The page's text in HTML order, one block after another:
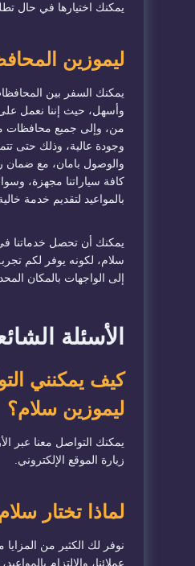
يمكنك اختيارها في حال
ليموزين
يمكنك السفر بين
وأسهل، حيث إننا نعمل
من، وإلى جميع محافظات
وجودة عالية، وذلك حتى
والوصول بامان، مع ضمان
كافة سياراتنا مجهزة،
بالمواعيد لتقديم خدمة
يمكنك أن تحصل خدماتنا
سلام، لكونه يوفر لكم
إلى الواجهات بالمكان
الأسئلة
كيف يمكنني
ليموزين سلام؟
يمكنك التواصل معنا عبر
زيارة الموقع الإلكتروني.
لماذا تختار
نوفر لك الكثير من المزايا
عملائنا، والالتزام